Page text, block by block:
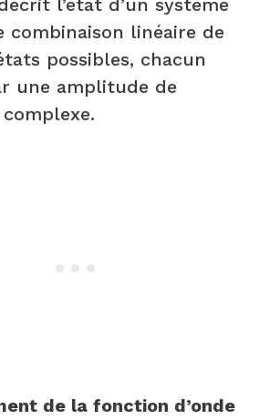
combinaison linéaire de
possibles, chacun
une amplitude de
de la fonction d’onde